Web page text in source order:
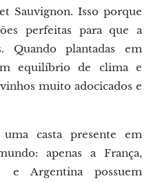
Sauvignon. Isso porque
perfeitas para que a
Quando plantadas em
equilíbrio de clima e
muito adocicados e
casta presente em
apenas a França,
e Argentina possuem